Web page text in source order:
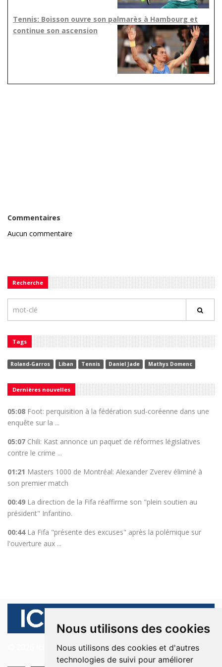
Nous utilisons des cookies
Nous utilisons des cookies et d'autres
technologies de suivi pour améliorer
Tennis: Boisson ouvre son palmarès à Hambourg et
continue son ascension
Commentaires
Aucun commentaire
Recherche
Tags
Roland-Garros Liban Tennis Daniel Jade Mathys Domenc
Dernières nouvelles
05:08 Foot: perquisition à la fédération sud-coréenne dans une
enquête sur la ...
05:07 Chili: Kast annonce un paquet de réformes législatives
contre le crime ...
01:21 Masters 1000 de Montréal: Alexander Zverev éliminé à
son premier match
00:49 La direction de la Fifa réaffirme son "plein soutien au
président" Infantino.
00:44 La Fifa "présente des excuses" après la polémique sur
l'ouverture aux ...
© 2026 Ici Beyrouth. Tous les droits sont réservés.